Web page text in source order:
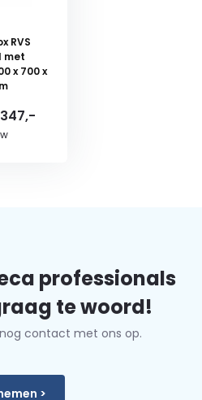
RVS
met
x 700 x
professionals
te woord!
contact met ons op.
>